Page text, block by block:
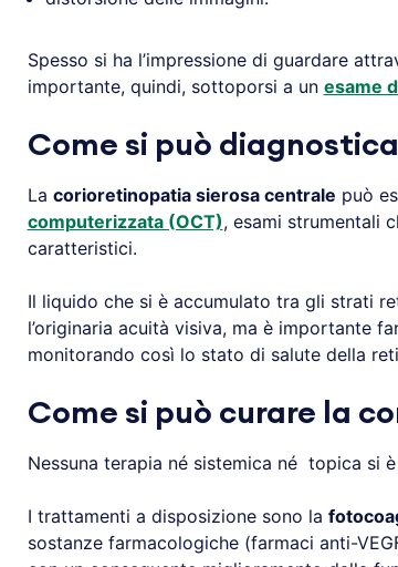
Spesso si ha l’impressione di guardare
importante, quindi, sottoporsi a un esame
Come si può
La corioretinopatia sierosa centrale può
computerizzata (OCT), esami strumentali
caratteristici.
Il liquido che si è accumulato tra gli strati
l’originaria acuità visiva, ma è importante
monitorando così lo stato di salute della
Come si può curare la
Nessuna terapia né sistemica né topica si
I trattamenti a disposizione sono la
sostanze farmacologiche (farmaci anti-